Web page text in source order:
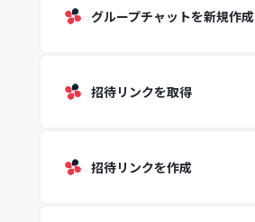
グループチャットを新規作成
招待リンクを取得
招待リンクを作成